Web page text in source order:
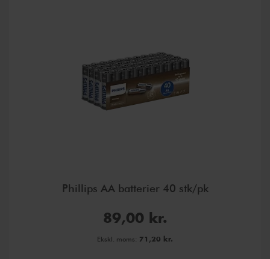
Phillips AA batterier 40 stk/pk
89,00 kr.
71,20 kr.